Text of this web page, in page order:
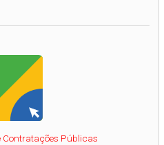
Contratações Públicas